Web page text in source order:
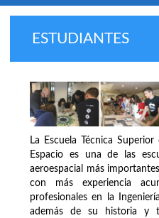
ESTUDIANTES
La Escuela Técnica
Espacio es una de las
aeroespacial más
con más experiencia
profesionales en la
además de su historia y